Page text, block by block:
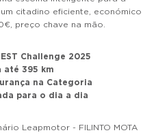
citadino eficiente, económico
preço chave na mão.
Challenge 2025
até 395 km
na Categoria
para o dia a dia
Leapmotor - FILINTO MOTA